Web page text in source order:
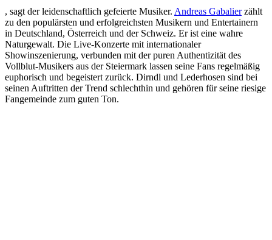
, sagt der leidenschaftlich gefeierte Musiker. Andreas Gabalierzählt
zu den populärsten und erfolgreichsten Musikern und Entertainern
in Deutschland, Österreich und der Schweiz. Er ist eine wahre
Naturgewalt. Die Live-Konzerte mit internationaler
Showinszenierung, verbunden mit der puren Authentizität des
Vollblut-Musikers aus der Steiermark lassen seine Fans regelmäßig
euphorisch und begeistert zurück. Dirndl und Lederhosen sind bei
seinen Auftritten der Trend schlechthin und gehören für seine riesige
Fangemeinde zum guten Ton.